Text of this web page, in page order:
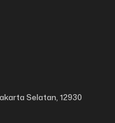
Selatan, 12930